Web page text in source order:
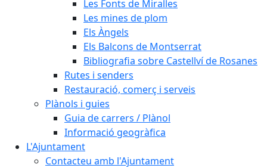
Les Fonts de Miralles
Les mines de plom
Els Àngels
Els Balcons de Montserrat
Bibliografia sobre Castellví de Rosanes
Rutes i senders
Restauració, comerç i serveis
Plànols i guies
Guia de carrers / Plànol
Informació geogràfica
L'Ajuntament
Contacteu amb l'Ajuntament